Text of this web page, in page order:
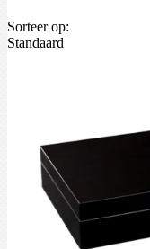
Sorteer op:
Standaard